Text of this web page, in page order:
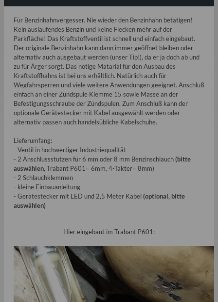
Für Benzinhahnvergesser. Nie wieder den Benzinhahn betätigen!
Kein auslaufendes Benzin und keine Flecken mehr auf der
Parkfläche! Das Kraftstoffventil ist schnell und einfach eingebaut.
Der originale Benzinhahn kann dann immer geöffnet bleiben oder
alternativ auch ausgebaut werden (unser Tip!), da er ja doch ab und
zu für Ärger sorgt. Das nötige Matarial für den Ausbau des
Kraftstoffhahns ist bei uns erhältlich. Natürlich auch für
Wegfahrsperren und viele weitere Anwendungen geeignet. Anschluß
einfach an einer Zündspule Klemme 15 sowie Masse an der
Befestigungsschraube der Zündspulen. Zum Anschluß kann der
optionale Gerätestecker mit Kabel ausgewählt werden oder
alternativ passen auch handelsübliche Kabelschuhe.
Lieferumfang:
- Ventil in hochwertiger Industriequalität
- 2 Anschlussstutzen für 6 mm oder 8 mm Benzinschlauch(bitte
auswählen, Trabant P601= 6mm, 4-Takter= 8mm)
- 2 Schlauchklemmen
- kleine Einbauanleitung
- Gerätestecker mit LED und 2,5 Meter Kabel(optional, bitte
auswählen)
Hier eingebaut im Trabant P601: